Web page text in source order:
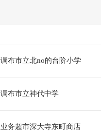
调布市立北no的台阶小学
调布市立神代中学
业务超市深大寺东町商店